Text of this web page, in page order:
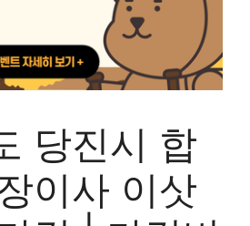
당진시 합
이사 이삿